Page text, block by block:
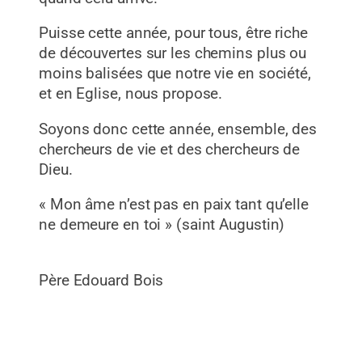
Puisse cette année, pour tous, être riche
de découvertes sur les chemins plus ou
moins balisées que notre vie en société,
et en Eglise, nous propose.
Soyons donc cette année, ensemble, des
chercheurs de vie et des chercheurs de
Dieu.
« Mon âme n’est pas en paix tant qu’elle
ne demeure en toi » (saint Augustin)
Père Edouard Bois